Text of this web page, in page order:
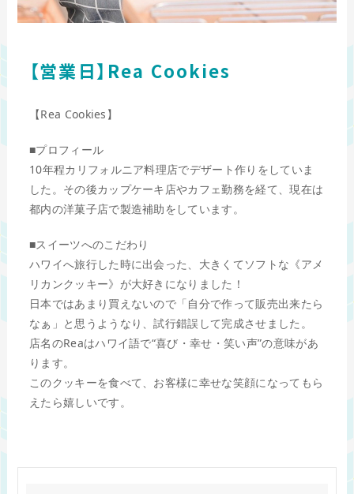
【営業日】Rea Cookies
【Rea Cookies】
■プロフィール
10年程カリフォルニア料理店でデザート作りをしていま
した。その後カップケーキ店やカフェ勤務を経て、現在は
都内の洋菓子店で製造補助をしています。
■スイーツへのこだわり
ハワイへ旅行した時に出会った、大きくてソフトな《アメ
リカンクッキー》が大好きになりました！
日本ではあまり買えないので「自分で作って販売出来たら
なぁ」と思うようなり、試行錯誤して完成させました。
店名のReaはハワイ語で“喜び・幸せ・笑い声”の意味があ
ります。
このクッキーを食べて、お客様に幸せな笑顔になってもら
えたら嬉しいです。